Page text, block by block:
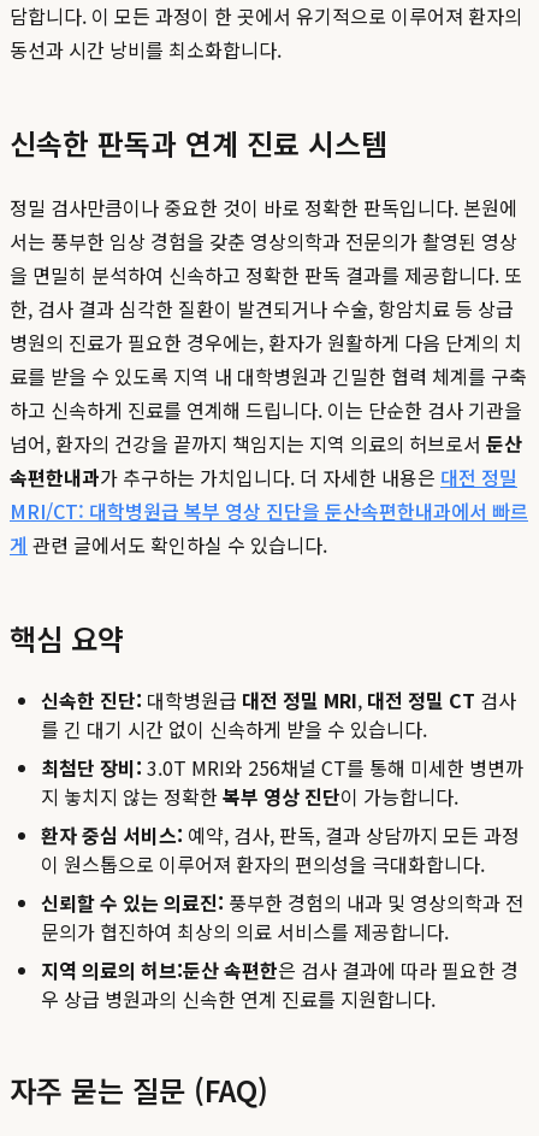
담합니다. 이 모든 과정이 한 곳에서 유기적으로 이루어져 환자의
동선과 시간 낭비를 최소화합니다.
신속한 판독과 연계 진료 시스템
정밀 검사만큼이나 중요한 것이 바로 정확한 판독입니다. 본원에
서는 풍부한 임상 경험을 갖춘 영상의학과 전문의가 촬영된 영상
을 면밀히 분석하여 신속하고 정확한 판독 결과를 제공합니다. 또
한, 검사 결과 심각한 질환이 발견되거나 수술, 항암치료 등 상급
병원의 진료가 필요한 경우에는, 환자가 원활하게 다음 단계의 치
료를 받을 수 있도록 지역 내 대학병원과 긴밀한 협력 체계를 구축
하고 신속하게 진료를 연계해 드립니다. 이는 단순한 검사 기관을
넘어, 환자의 건강을 끝까지 책임지는 지역 의료의 허브로서 둔산
속편한내과가 추구하는 가치입니다. 더 자세한 내용은 대전 정밀
MRI/CT: 대학병원급 복부 영상 진단을 둔산속편한내과에서 빠르
게 관련 글에서도 확인하실 수 있습니다.
핵심 요약
신속한 진단: 대학병원급 대전 정밀 MRI, 대전 정밀 CT 검사
를 긴 대기 시간 없이 신속하게 받을 수 있습니다.
최첨단 장비: 3.0T MRI와 256채널 CT를 통해 미세한 병변까
지 놓치지 않는 정확한복부 영상 진단이 가능합니다.
환자 중심 서비스: 예약, 검사, 판독, 결과 상담까지 모든 과정
이 원스톱으로 이루어져 환자의 편의성을 극대화합니다.
신뢰할 수 있는 의료진: 풍부한 경험의 내과 및 영상의학과 전
문의가 협진하여 최상의 의료 서비스를 제공합니다.
지역 의료의 허브:둔산 속편한은 검사 결과에 따라 필요한 경
우 상급 병원과의 신속한 연계 진료를 지원합니다.
자주 묻는 질문 (FAQ)